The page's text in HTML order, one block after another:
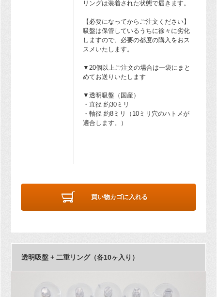
リングは装着された状態で届きます。
【必要になってからご注文ください】
吸盤は保管しているうちに徐々に劣化
しますので、必要の都度の購入をおス
スメいたします。
▼20個以上ご注文の場合は一袋にまと
めてお送りいたします
▼透明吸盤（国産）
・直径 約30ミリ
・軸径 約8ミリ（10ミリ穴のハトメが
適合します。）
買い物カゴに入れる
透明吸盤 + 二重リング（各10ヶ入り）